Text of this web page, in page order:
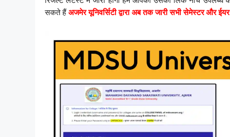
सकते हैंअजमेरयूनिवर्सिटी द्वारा अब तक जारी सभी सेमेस्टर और